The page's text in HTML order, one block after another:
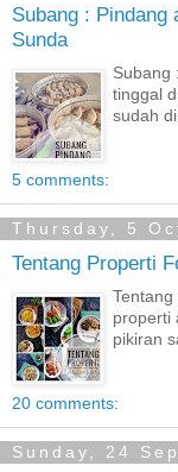
Subang : Pindang
Sunda
Subang
tinggal
sudah
5 comments:
Thursday, 5
Tentang Properti
properti
pikiran
20 comments:
Sunday, 24